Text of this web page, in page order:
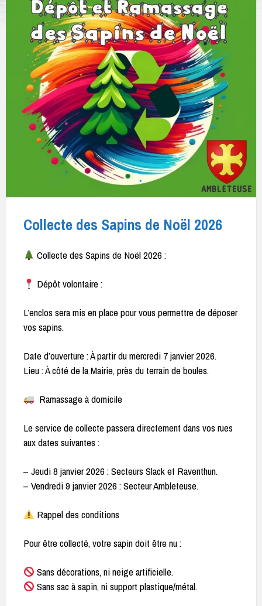
Collecte des Sapins de Noël 2026
Collecte des Sapins de Noël 2026 :
Dépôt volontaire :
L’enclos sera mis en place pour vous permettre de déposer
vos sapins.
Date d’ouverture : À partir du mercredi 7 janvier 2026.
Lieu : À côté de la Mairie, près du terrain de boules.
Ramassage à domicile
Le service de collecte passera directement dans vos rues
aux dates suivantes :
– Jeudi 8 janvier 2026 : Secteurs Slack et Raventhun.
– Vendredi 9 janvier 2026 : Secteur Ambleteuse.
Rappel des conditions
Pour être collecté, votre sapin doit être nu :
Sans décorations, ni neige artificielle.
Sans sac à sapin, ni support plastique/métal.